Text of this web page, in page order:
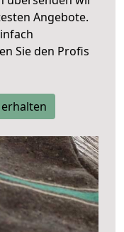
Angebote.
Sie den Profis